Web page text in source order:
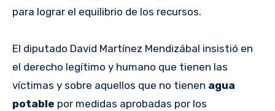
para lograr el equilibrio de los recursos.
El diputado David Martínez Mendizábal insistió en
el derecho legítimo y humano que tienen las
víctimas y sobre aquellos que no tienen agua
potable por medidas aprobadas por los